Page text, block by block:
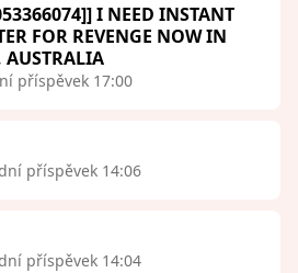
I NEED INSTANT
FOR REVENGE NOW IN
AUSTRALIA
příspěvek 17:00
příspěvek 14:06
příspěvek 14:04